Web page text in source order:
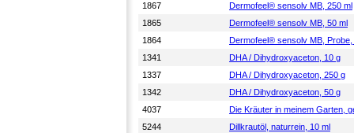
1867
Dermofeel® sensolv MB, 250 ml
1865
Dermofeel® sensolv MB, 50 ml
1864
Dermofeel® sensolv MB, Probe,
1341
DHA / Dihydroxyaceton, 10 g
1337
DHA / Dihydroxyaceton, 250 g
1342
DHA / Dihydroxyaceton, 50 g
4037
Die Kräuter in meinem Garten,
5244
Dillkrautöl, naturrein, 10 ml